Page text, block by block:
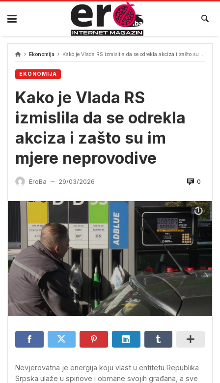
Skip
content
Ekonomija Kako je Vlada RS izmislila da se odrekla akciza i zašto su im mjere neprovodive
EKONOMIJA
Kako je Vlada RS
izmislila da se odrekla
akciza i zašto su im
mjere neprovodive
EroBa — 29/03/2026 0
Nevjerovatna je energija koju vlast u entitetu Republika
Srpska ulaže u spinove i obmane svojih građana, a sve